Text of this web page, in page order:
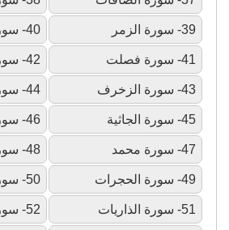
39- سورة الزمر 40- سورة غافر
41- سورة فصلت 42- سورة الشورى
43- سورة الزخرف 44- سورة الدخان
45- سورة الجاثية 46- سورة الأحقاف
47- سورة محمد 48- سورة الفتح
49- سورة الحجرات 50- سورة ق
51- سورة الذاريات 52- سورة الطور